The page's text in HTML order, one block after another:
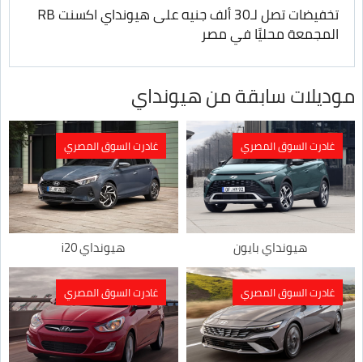
تخفيضات تصل لـ30 ألف جنيه على هيونداي اكسنت RB
المجمعة محليًا في مصر
موديلات سابقة من هيونداي
غادرت السوق المصري
هيونداي بايون
غادرت السوق المصري
هيونداي i20
غادرت السوق المصري غادرت السوق المصري